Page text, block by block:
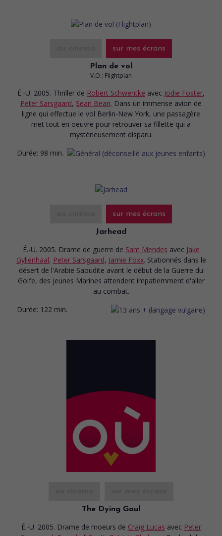
sur mes écrans
Plan de vol
V.O.: Flightplan
É.-U. 2005. Thriller de Robert Schwentke avec Jodie Foster,
Peter Sarsgaard, Sean Bean. Dans un immense avion de
ligne qui effectue le vol Berlin-New York, une passagère
met tout en oeuvre pour retrouver sa fillette qui a
mystérieusement disparu.
Durée: 98 min.
sur mes écrans
Jarhead
É.-U. 2005. Drame de guerre de Sam Mendes avec Jake
Gyllenhaal, Peter Sarsgaard, Jamie Foxx. Stationnés dans le
désert de l'Arabie Saoudite avant le début de la Guerre du
Golfe, des jeunes Marines attendent impatiemment d'aller
au combat.
Durée: 122 min.
The Dying Gaul
É.-U. 2005. Drame de moeurs de Craig Lucas avec Peter